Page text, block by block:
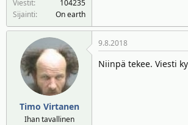
Viestit
104235
Sijainti
On earth
Timo Virtanen
Ihan tavallinen
9.8.2018
Niinpä tekee. Viesti